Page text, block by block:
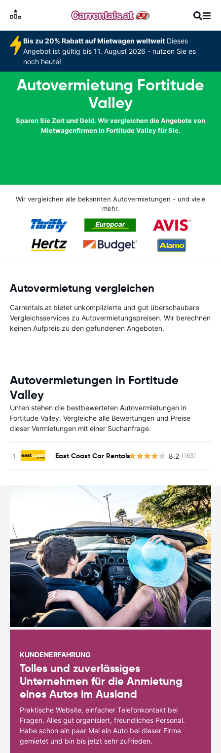
Bis zu 20% Rabatt auf Mietwagen weltweitDieses
Angebot ist gültig bis 11. August 2026 - nutzen Sie es
noch heute!
Autovermietung Fortitude
Valley
Sparen Sie Zeit und Geld. Wir vergleichen die Angebote von
Mietwagenfirmen in Fortitude Valley für Sie.
Wir vergleichen alle bekannten Autovermietungen - und viele
mehr.
Autovermietung vergleichen
Carrentals.at bietet unkomplizierte und gut überschaubare
Vergleichsservices zu Autovermietungspreisen. Wir berechnen
keinen Aufpreis zu den gefundenen Angeboten.
Autovermietungen in Fortitude
Valley
Unten stehen die bestbewerteten Autovermietungen in
Fortitude Valley. Vergleiche alle Bewertungen und Preise
dieser Vermietungen mit einer Suchanfrage.
East Coast Car Rentals 8.2 (163)
KUNDENERFAHRUNG
Tolles und zuverlässiges
Unternehmen für die Anmietung
eines Autos im Ausland
Praktische Website, einfacher Telefonkontakt bei
Fragen. Alles gut organisiert, freundliches Personal.
Habe schon ein paar Mal ein Auto bei dieser Firma
gemietet und bin bis jetzt sehr zufrieden.